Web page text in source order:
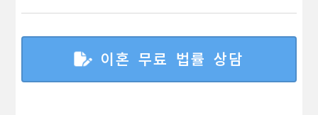
이혼 무료 법률 상담